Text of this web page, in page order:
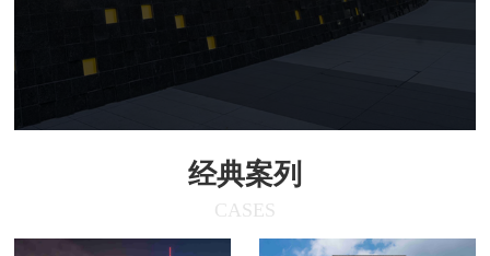
经典案列
CASES